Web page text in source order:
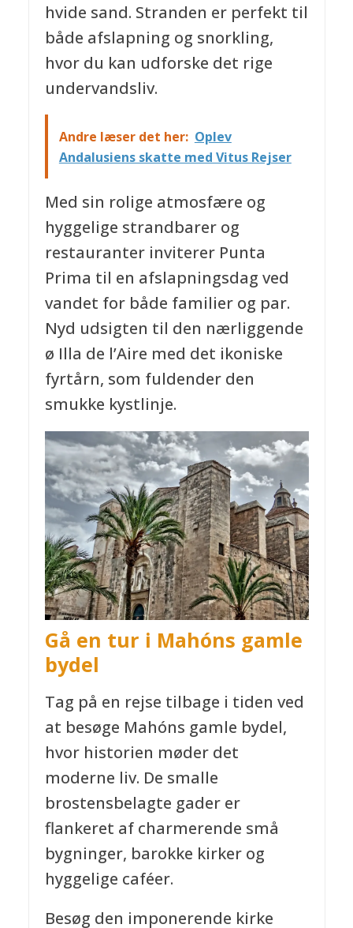
hvide sand. Stranden er perfekt til
både afslapning og snorkling,
hvor du kan udforske det rige
undervandsliv.
Andre læser det her: Oplev
Andalusiens skatte med Vitus Rejser
Med sin rolige atmosfære og
hyggelige strandbarer og
restauranter inviterer Punta
Prima til en afslapningsdag ved
vandet for både familier og par.
Nyd udsigten til den nærliggende
ø Illa de l’Aire med det ikoniske
fyrtårn, som fuldender den
smukke kystlinje.
Gå en tur i Mahóns gamle
bydel
Tag på en rejse tilbage i tiden ved
at besøge Mahóns gamle bydel,
hvor historien møder det
moderne liv. De smalle
brostensbelagte gader er
flankeret af charmerende små
bygninger, barokke kirker og
hyggelige caféer.
Besøg den imponerende kirke